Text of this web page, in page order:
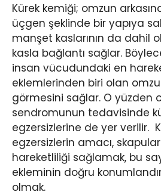
Kürek kemiği; omzun
üçgen şeklinde bir yapıya
manşet kaslarının da dahil
kasla bağlantı sağlar.
insan vücudundaki en
eklemlerinden biri olan
görmesini sağlar. O yüzden
sendromunun tedavisinde
egzersizlerine de yer verilir.
egzersizlerin amacı,
hareketliliği sağlamak, bu
ekleminin doğru
olmak.